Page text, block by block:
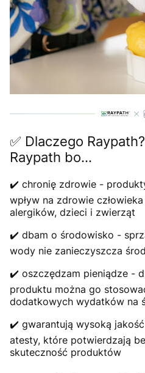
✅ Dlaczego
Raypath bo...
✔️ chronię zdrowie -
wpływ na zdrowie
alergików, dzieci i zwierząt
✔️ dbam o środowisko -
wody nie zanieczyszcza
✔️ oszczędzam pieniądze -
produktu można go
dodatkowych wydatków na
✔️ gwarantują wysoką
atesty, które potwierdzają
skuteczność produktów